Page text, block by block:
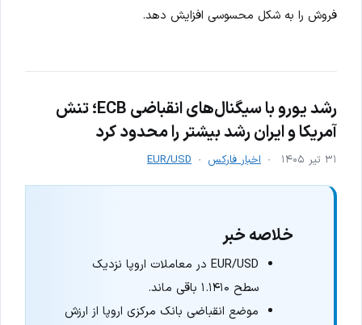
فروش را به شکل محسوسی افزایش دهد.
رشد یورو با سیگنال‌های انقباضی ECB؛ تنش
آمریکا و ایران رشد بیشتر را محدود کرد
۳۱ تیر ۱۴۰۵ اخبار فارکس EUR/USD
خلاصه خبر
EUR/USD در معاملات اروپا نزدیک
سطح ۱.۱۴۱۰ باقی ماند.
موضع انقباضی بانک مرکزی اروپا از ارزش